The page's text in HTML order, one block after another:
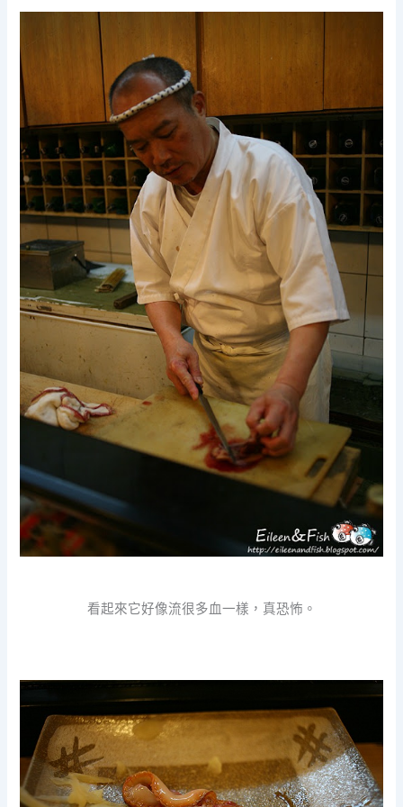
看起來它好像流很多血一樣，真恐怖。